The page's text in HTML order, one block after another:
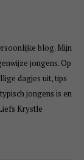
blog. Mijn
jongens. Op
dagjes uit, tips
jongens is en
Krystle